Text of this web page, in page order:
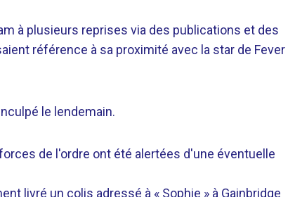
à plusieurs reprises via des publications et des
référence à sa proximité avec la star de Fever
le lendemain.
de l'ordre ont été alertées d'une éventuelle
livré un colis adressé à « Sophie » à Gainbridge